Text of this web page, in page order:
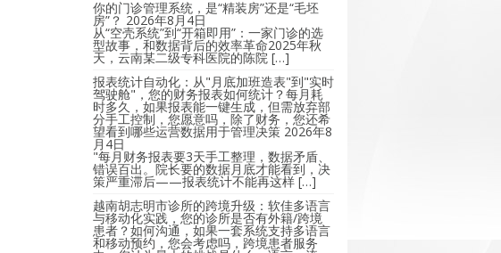
你的门诊管理系统，是“精装房”还是“毛坯
房”？ 2026年8月4日
从“空壳系统”到“开箱即用”：一家门诊的选
型故事，和数据背后的效率革命2025年秋
天，云南某二级专科医院的陈院 […]
报表统计自动化：从"月底加班造表"到"实时
驾驶舱"，您的财务报表如何统计？每月耗
时多久，如果报表能一键生成，但需放弃部
分手工控制，您愿意吗，除了财务，您还希
望看到哪些运营数据用于管理决策 2026年8
月4日
"每月财务报表要3天手工整理，数据矛盾、
错误百出。院长要的数据月底才能看到，决
策严重滞后——报表统计不能再这样 […]
越南胡志明市诊所的跨境升级：软佳多语言
与移动化实践，您的诊所是否有外籍/跨境
患者？如何沟通，如果一套系统支持多语言
和移动预约，您会考虑吗，跨境患者服务